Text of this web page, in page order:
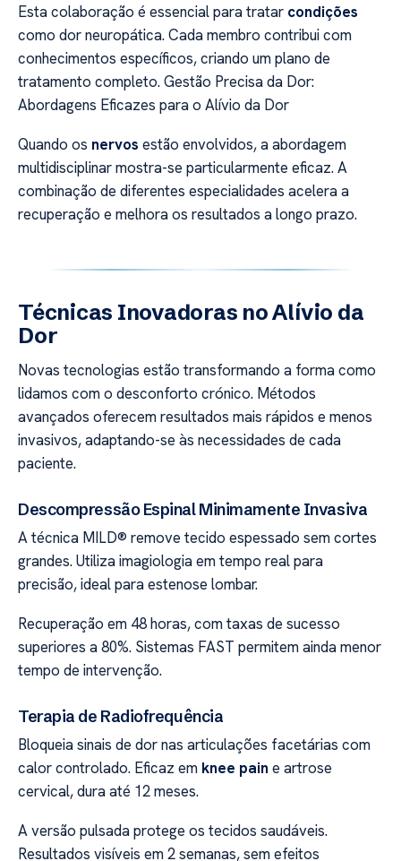
Esta colaboração é essencial para tratar condições
como dor neuropática. Cada membro contribui com
conhecimentos específicos, criando um plano de
tratamento completo. Gestão Precisa da Dor:
Abordagens Eficazes para o Alívio da Dor
Quando os nervos estão envolvidos, a abordagem
multidisciplinar mostra-se particularmente eficaz. A
combinação de diferentes especialidades acelera a
recuperação e melhora os resultados a longo prazo.
Técnicas Inovadoras no Alívio da
Dor
Novas tecnologias estão transformando a forma como
lidamos com o desconforto crónico. Métodos
avançados oferecem resultados mais rápidos e menos
invasivos, adaptando-se às necessidades de cada
paciente.
Descompressão Espinal Minimamente Invasiva
A técnica MILD® remove tecido espessado sem cortes
grandes. Utiliza imagiologia em tempo real para
precisão, ideal para estenose lombar.
Recuperação em 48 horas, com taxas de sucesso
superiores a 80%. Sistemas FAST permitem ainda menor
tempo de intervenção.
Terapia de Radiofrequência
Bloqueia sinais de dor nas articulações facetárias com
calor controlado. Eficaz em knee pain e artrose
cervical, dura até 12 meses.
A versão pulsada protege os tecidos saudáveis.
Resultados visíveis em 2 semanas, sem efeitos